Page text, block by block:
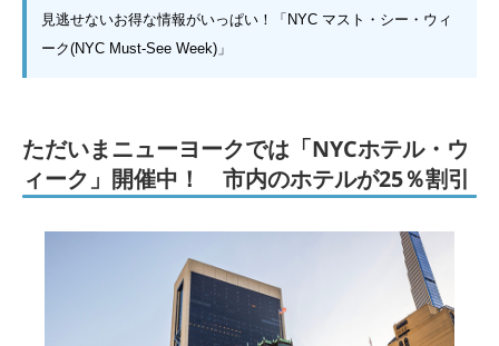
見逃せないお得な情報がいっぱい！「NYC マスト・シー・ウィ
ーク(NYC Must-See Week)」
ただいまニューヨークでは「NYCホテル・ウ
ィーク」開催中！ 市内のホテルが25％割引